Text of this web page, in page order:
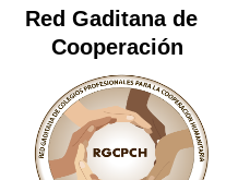
Red Gaditana de
Cooperación